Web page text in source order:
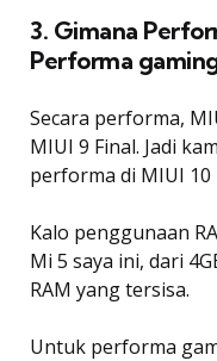
3. Gimana
Performa
Secara performa,
MIUI 9 Final. Jadi
performa di MIUI 10
Kalo penggunaan
Mi 5 saya ini, dari
RAM yang tersisa.
Untuk performa